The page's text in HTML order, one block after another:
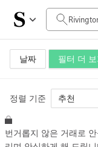
날짜 필터 더 보
일일 비용
$0
공간 크기
100 sq ft
정렬 기준 추천
번거롭지 않은 거래로